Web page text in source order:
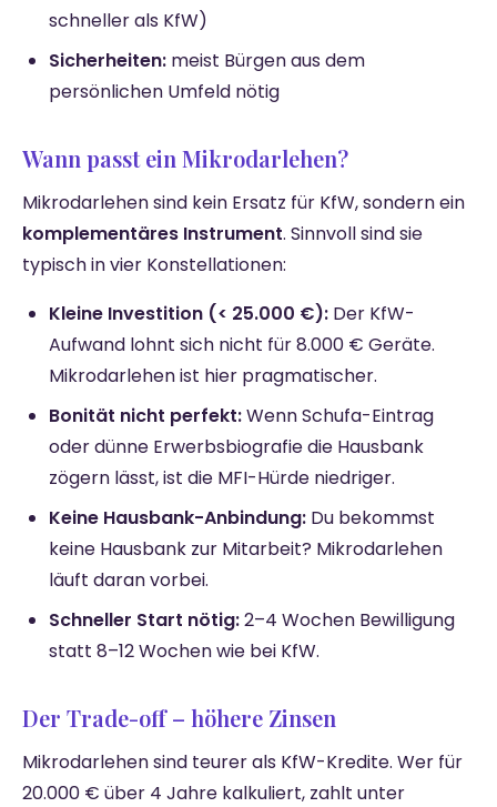
schneller als KfW)
Sicherheiten: meist Bürgen aus dem
persönlichen Umfeld nötig
Wann passt ein Mikrodarlehen?
Mikrodarlehen sind kein Ersatz für KfW, sondern ein
komplementäres Instrument. Sinnvoll sind sie
typisch in vier Konstellationen:
Kleine Investition (< 25.000 €): Der KfW-
Aufwand lohnt sich nicht für 8.000 € Geräte.
Mikrodarlehen ist hier pragmatischer.
Bonität nicht perfekt:Wenn Schufa-Eintrag
oder dünne Erwerbsbiografie die Hausbank
zögern lässt, ist die MFI-Hürde niedriger.
Keine Hausbank-Anbindung: Du bekommst
keine Hausbank zur Mitarbeit? Mikrodarlehen
läuft daran vorbei.
Schneller Start nötig:2–4 Wochen Bewilligung
statt 8–12 Wochen wie bei KfW.
Der Trade-off – höhere Zinsen
Mikrodarlehen sind teurer als KfW-Kredite. Wer für
20.000 € über 4 Jahre kalkuliert, zahlt unter